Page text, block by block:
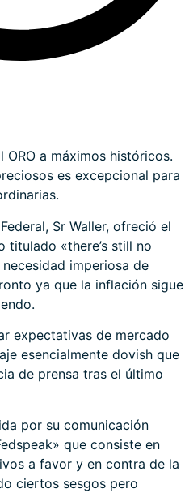
a máximos históricos.
es excepcional para
Sr Waller, ofreció el
titulado «there’s still no
imperiosa de
ya que la inflación sigue
expectativas de mercado
esencialmente dovish que
de prensa tras el último
por su comunicación
que consiste en
a favor y en contra de la
ciertos sesgos pero